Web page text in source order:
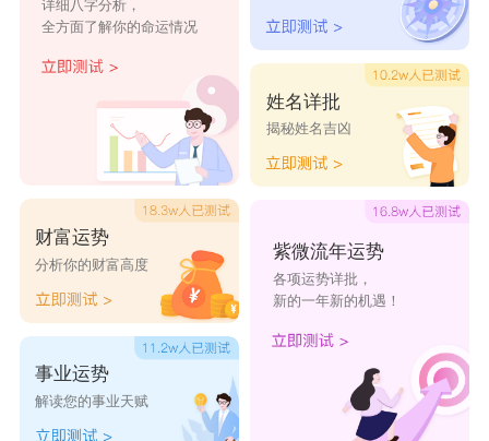
详细八字分析，
全方面了解你的命运情况
财富运势
分析你的财富高度
事业运势
解读您的事业天赋
姓名详批
揭秘姓名吉凶
紫微流年运势
各项运势详批，
新的一年新的机遇！